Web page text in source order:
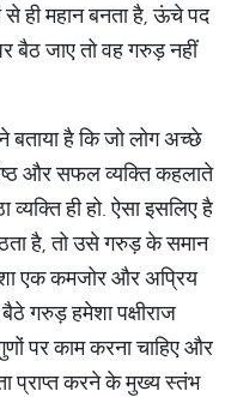
ही महान बनता है, ऊंचे पद
बैठ जाए तो वह गरुड़ नहीं
बताया है कि जो लोग अच्छे
और सफल व्यक्ति कहलाते
ही हो. ऐसा इसलिए है
है, तो उसे गरुड़ के समान
एक कमजोर और अप्रिय
गरुड़ हमेशा पक्षीराज
पर काम करना चाहिए और
प्राप्त करने के मुख्य स्तंभ